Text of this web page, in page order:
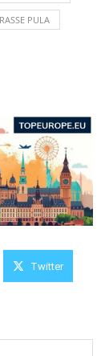
PULA
Twitter